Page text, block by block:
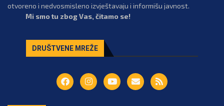
otvoreno i nedvosmisleno izvještavaju i informišu javnost.
Mi smo tu zbog Vas, čitamo se!
DRUŠTVENE MREŽE